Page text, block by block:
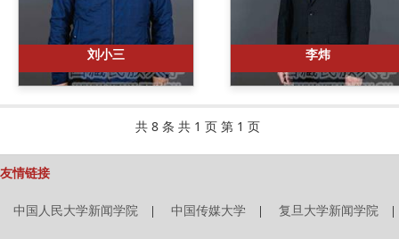
刘小三 李炜
共 8 条 共 1 页 第 1 页
友情链接
中国人民大学新闻学院 | 中国传媒大学 | 复旦大学新闻学院 |